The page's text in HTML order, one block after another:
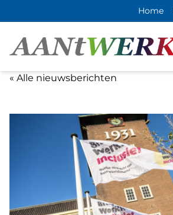
Home
« Alle nieuwsberichten